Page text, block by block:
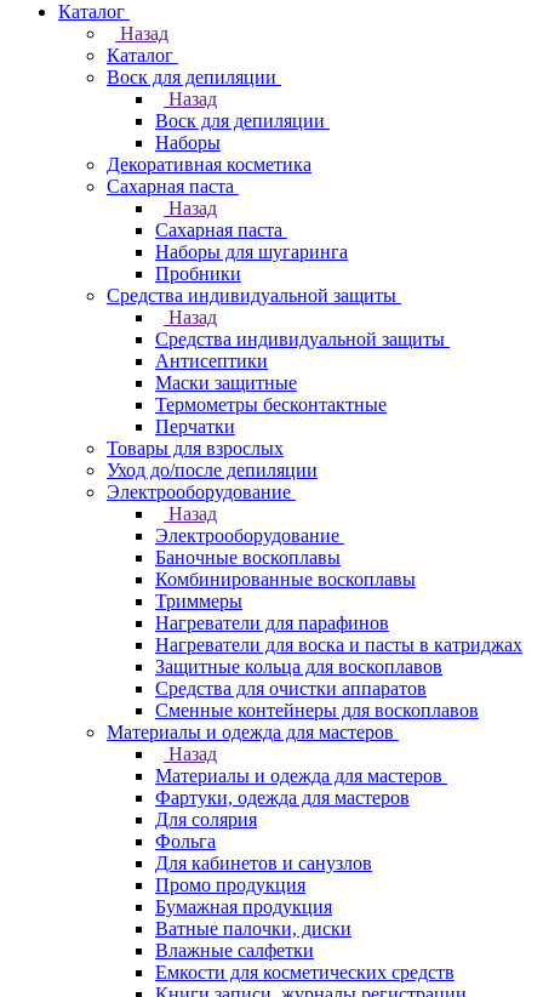
Каталог
Назад
Каталог
Воск для депиляции
Назад
Воск для депиляции
Наборы
Декоративная косметика
Сахарная паста
Назад
Сахарная паста
Наборы для шугаринга
Пробники
Средства индивидуальной защиты
Назад
Средства индивидуальной защиты
Антисептики
Маски защитные
Термометры бесконтактные
Перчатки
Товары для взрослых
Уход до/после депиляции
Электрооборудование
Назад
Электрооборудование
Баночные воскоплавы
Комбинированные воскоплавы
Триммеры
Нагреватели для парафинов
Нагреватели для воска и пасты в катриджах
Защитные кольца для воскоплавов
Средства для очистки аппаратов
Сменные контейнеры для воскоплавов
Материалы и одежда для мастеров
Назад
Материалы и одежда для мастеров
Фартуки, одежда для мастеров
Для солярия
Фольга
Для кабинетов и санузлов
Промо продукция
Бумажная продукция
Ватные палочки, диски
Влажные салфетки
Емкости для косметических средств